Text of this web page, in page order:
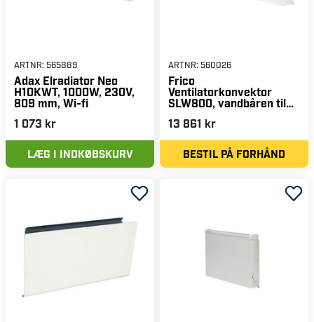
ARTNR: 565889
Adax Elradiator Neo
H10KWT, 1000W, 230V,
809 mm, Wi-fi
1 073 kr
LÆG I INDKØBSKURV
ARTNR: 560026
Frico
Ventilatorkonvektor
SLW800, vandbåren til
13 861 kr
BESTIL PÅ FORHÅND